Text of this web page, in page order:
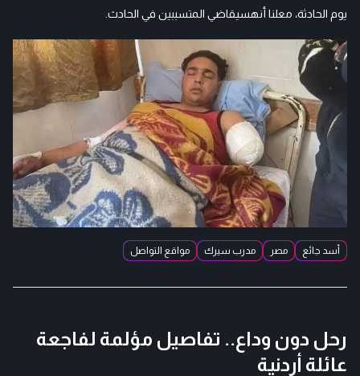
يوم الحادثة، معلنا أنهسيقاضي المتسببين في الحادث.
أسد جائع مصر مدرب سيرك مواقع التواصل
رحل دون وداع.. تفاصيل مؤلمة لفاجعة
عائلة أردنية